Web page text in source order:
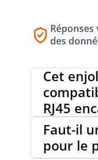
ADAPTÉ À LA
RÉSISTANCE
LARGEUR
des
Cet
RJ45
Faut-il
pour le